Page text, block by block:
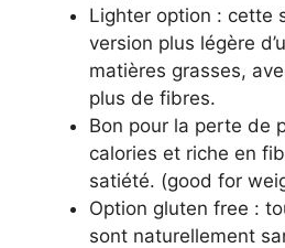
Lighter option : cette
version plus légère
matières grasses,
plus de fibres.
Bon pour la perte de
calories et riche en
satiété. (good for
Option gluten free :
sont naturellement